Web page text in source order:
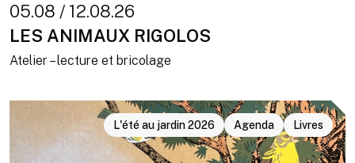
05.08 / 12.08.26
LES ANIMAUX RIGOLOS
Atelier – lecture et bricolage
L'été au jardin 2026 Agenda Livres